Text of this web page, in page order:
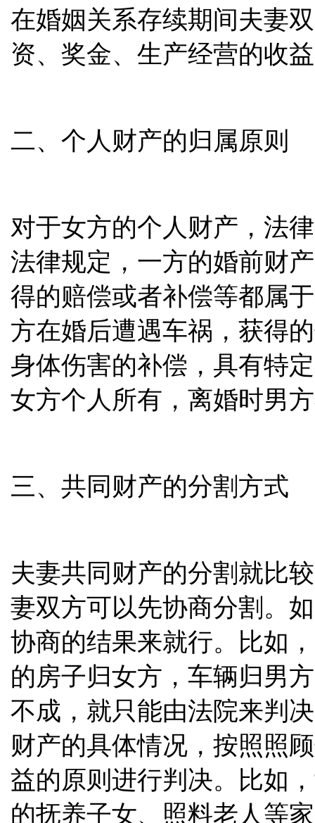
在婚姻关系存续期间夫妻
资、奖金、生产经营的收
二、个人财产的归属原则
对于女方的个人财产，法
法律规定，一方的婚前财
得的赔偿或者补偿等都属
方在婚后遭遇车祸，获得
身体伤害的补偿，具有特
女方个人所有，离婚时男
三、共同财产的分割方式
夫妻共同财产的分割就比
妻双方可以先协商分割。
协商的结果来就行。比如
的房子归女方，车辆归男
不成，就只能由法院来判
财产的具体情况，按照照
益的原则进行判决。比如
的抚养子女、照料老人等